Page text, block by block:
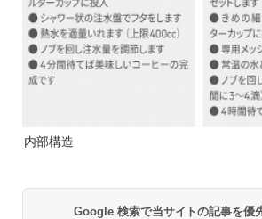
内部構造
Google 検索で当サイトの記事を優